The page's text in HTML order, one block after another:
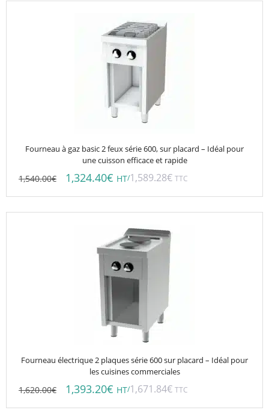
Fourneau à gaz basic 2 feux série 600, sur placard – Idéal pour
une cuisson efficace et rapide
1,540.00€ 1,324.40€ HT/1,589.28€ TTC
Fourneau électrique 2 plaques série 600 sur placard – Idéal pour
les cuisines commerciales
1,620.00€ 1,393.20€ HT/1,671.84€ TTC